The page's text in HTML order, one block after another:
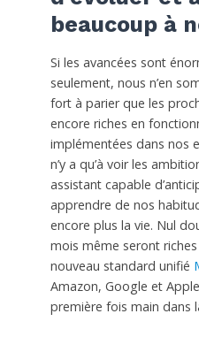
beaucoup à
Si les avancées sont
seulement, nous n’en
fort à parier que les
encore riches en
implémentées dans nos
n’y a qu’à voir les
assistant capable
apprendre de nos
encore plus la vie. Nul
mois même seront
nouveau standard unifié
Amazon, Google et
première fois main dans